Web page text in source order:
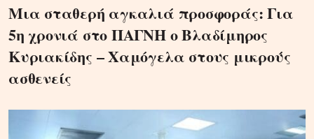
Μια σταθερή αγκαλιά προσφοράς: Για
5η χρονιά στο ΠΑΓΝΗ ο Βλαδίμηρος
Κυριακίδης – Χαμόγελα στους μικρούς
ασθενείς